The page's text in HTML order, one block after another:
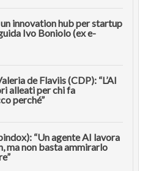
innovation hub per startup
Ivo Boniolo (ex e-
de Flaviis (CDP): “L’AI
alleati per chi fa
perché”
“Un agente AI lavora
ma non basta ammirarlo